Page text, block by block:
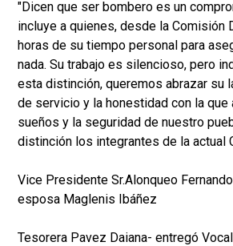
"Dicen que ser bombero es un
incluye a quienes, desde la Comisión
horas de su tiempo personal para
nada. Su trabajo es silencioso, pero
esta distinción, queremos abrazar su
de servicio y la honestidad con la que
sueños y la seguridad de nuestro
distinción los integrantes de la actual
Vice Presidente Sr.Alonqueo
esposa Maglenis Ibáñez
Tesorera Pavez Daiana- entregó